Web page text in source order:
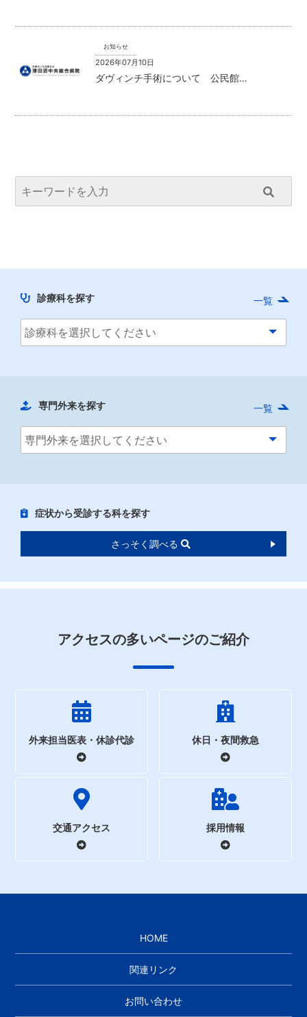
お知らせ
2026年07月10日
ダヴィンチ手術について 公民館…
診療科を探す 一覧
専門外来を探す 一覧
症状から受診する科を探す
さっそく調べる
アクセスの多いページのご紹介
外来担当医表・休診代診 休日・夜間救急
交通アクセス 採用情報
HOME
関連リンク
お問い合わせ